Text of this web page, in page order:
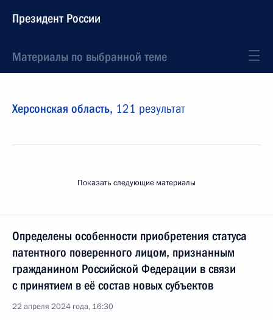
Президент России
Материалы по выбранной теме
Херсонская область, 121 результат
Показать следующие материалы
Определены особенности приобретения статуса
патентного поверенного лицом, признанным
гражданином Российской Федерации в связи
с принятием в её состав новых субъектов
22 апреля 2024 года, 16:30